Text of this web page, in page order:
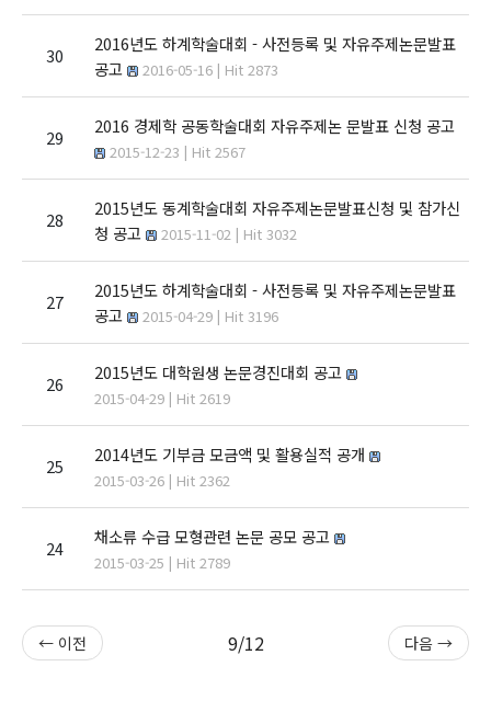
30
2016년도 하계학술대회 - 사전등록 및 자유주제논문발표
공고
2016-05-16 | Hit 2873
29
2016 경제학 공동학술대회 자유주제논 문발표 신청 공고
2015-12-23 | Hit 2567
28
2015년도 동계학술대회 자유주제논문발표신청 및 참가신
청 공고
2015-11-02 | Hit 3032
27
2015년도 하계학술대회 - 사전등록 및 자유주제논문발표
공고
2015-04-29 | Hit 3196
26
2015년도 대학원생 논문경진대회 공고
2015-04-29 | Hit 2619
25
2014년도 기부금 모금액 및 활용실적 공개
2015-03-26 | Hit 2362
24
채소류 수급 모형관련 논문 공모 공고
2015-03-25 | Hit 2789
← 이전 9/12 다음 →